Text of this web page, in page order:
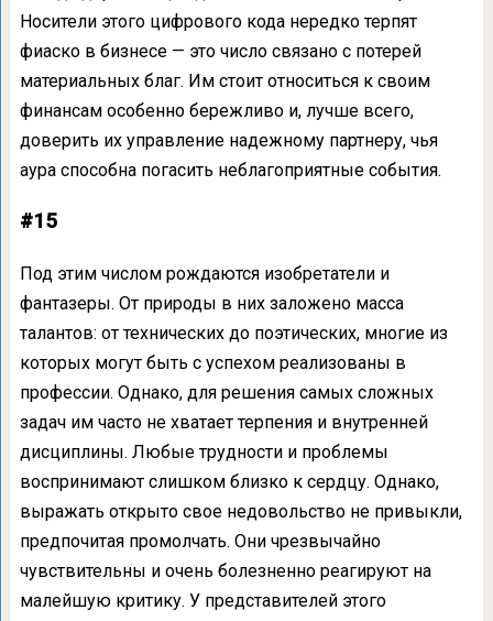
Носители этого цифрового кода нередко терпят
фиаско в бизнесе — это число связано с потерей
материальных благ. Им стоит относиться к своим
финансам особенно бережливо и, лучше всего,
доверить их управление надежному партнеру, чья
аура способна погасить неблагоприятные события.
#15
Под этим числом рождаются изобретатели и
фантазеры. От природы в них заложено масса
талантов: от технических до поэтических, многие из
которых могут быть с успехом реализованы в
профессии. Однако, для решения самых сложных
задач им часто не хватает терпения и внутренней
дисциплины. Любые трудности и проблемы
воспринимают слишком близко к сердцу. Однако,
выражать открыто свое недовольство не привыкли,
предпочитая промолчать. Они чрезвычайно
чувствительны и очень болезненно реагируют на
малейшую критику. У представителей этого